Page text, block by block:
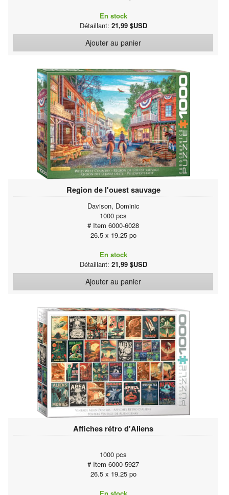
En stock
Détaillant: 21,99 $USD
Ajouter au panier
Region de l'ouest sauvage
Davison, Dominic
1000 pcs
# Item 6000-6028
26.5 x 19.25 po
En stock
Détaillant: 21,99 $USD
Ajouter au panier
Affiches rétro d'Aliens
1000 pcs
# Item 6000-5927
26.5 x 19.25 po